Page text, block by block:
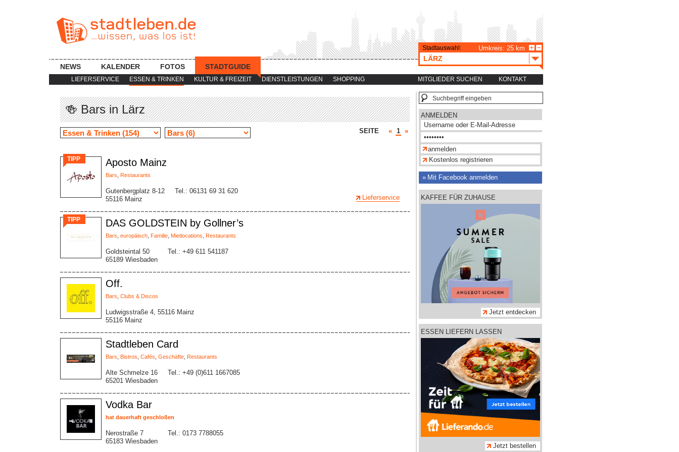
LIEFERSERVICE ESSEN & TRINKEN KULTUR & FREIZEIT DIENSTLEISTUNGEN SHOPPING MITGLIEDER SUCHEN KONTAKT
NEWS KALENDER FOTOS STADTGUIDE
Stadtauswahl: Umkreis: 25 km
LÄRZ
🍻 Bars in Lärz
SEITE « 1 »
TIPP Aposto Mainz
Bars Restaurants
Gutenbergplatz 8-12
55116 Mainz
Tel.: 06131 69 31 620
Lieferservice
TIPP DAS GOLDSTEIN by Gollner’s
Bars europäisch Familie Mietlocations Restaurants
Goldsteintal 50
65189 Wiesbaden
Tel.: +49 611 541187
Off.
Bars Clubs & Discos
Ludwigsstraße 4, 55116 Mainz
55116 Mainz
Stadtleben Card
Bars Bistros Cafés Geschäfte Restaurants
Alte Schmelze 16
65201 Wiesbaden
Tel.: +49 (0)611 1667085
Vodka Bar
hat dauerhaft geschloßen
Nerostraße 7
65183 Wiesbaden
Tel.: 0173 7788055
ANMELDEN
Kostenlos registrieren
Mit Facebook anmelden
KAFFEE FÜR ZUHAUSE
Jetzt entdecken
ESSEN LIEFERN LASSEN
Jetzt bestellen